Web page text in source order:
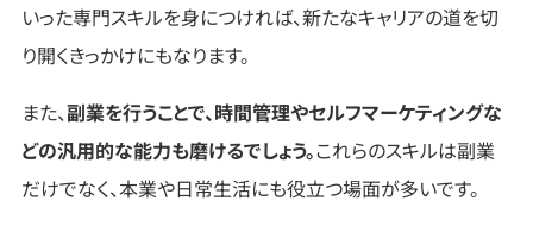
いった専門スキルを身につければ、新たなキャリアの道を切
り開くきっかけにもなります。
また、副業を行うことで、時間管理やセルフマーケティングな
どの汎用的な能力も磨けるでしょう。これらのスキルは副業
だけでなく、本業や日常生活にも役立つ場面が多いです。